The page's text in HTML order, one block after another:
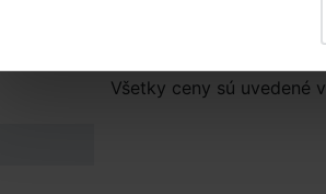
Všetky ceny sú uvedené